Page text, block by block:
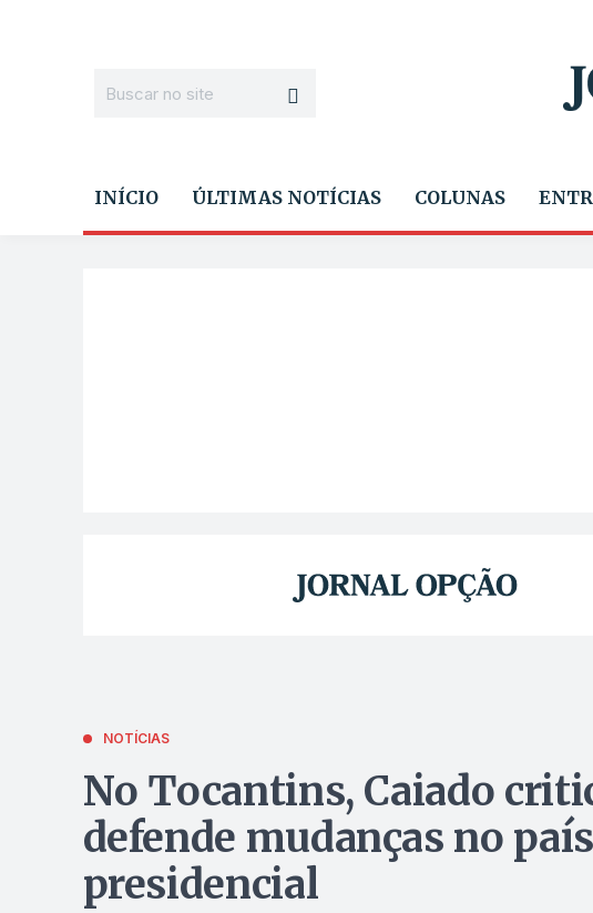
INÍCIO ÚLTIMAS NOTÍCIAS COLUNAS
NOTÍCIAS
No Tocantins, Caiado
defende mudanças no
presidencial